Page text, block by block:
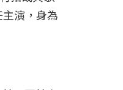
演，身為